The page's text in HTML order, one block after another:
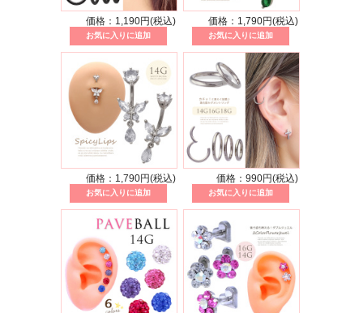
価格：1,190円(税込) 価格：1,790円(税込)
価格：1,790円(税込) 価格：990円(税込)